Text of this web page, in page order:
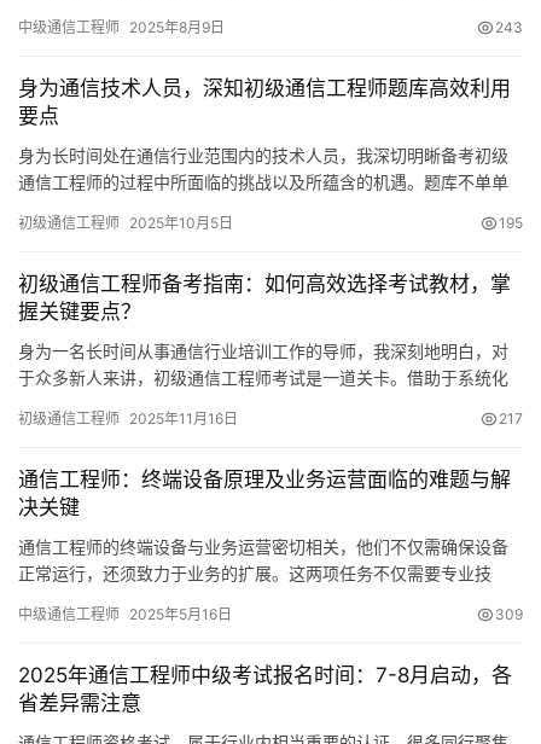
中级通信工程师 2025年8月9日 243
身为通信技术人员，深知初级通信工程师题库高效利用
要点
身为长时间处在通信行业范围内的技术人员，我深切明晰备考初级
通信工程师的过程中所面临的挑战以及所蕴含的机遇。题库不单单
础。
初级通信工程师 2025年10月5日 195
初级通信工程师备考指南：如何高效选择考试教材，掌
握关键要点？
身为一名长时间从事通信行业培训工作的导师，我深刻地明白，对
于众多新人来讲，初级通信工程师考试是一道关卡。借助于系统化
初级通信工程师 2025年11月16日 217
通信工程师：终端设备原理及业务运营面临的难题与解
决关键
通信工程师的终端设备与业务运营密切相关，他们不仅需确保设备
正常运行，还须致力于业务的扩展。这两项任务不仅需要专业技
中级通信工程师 2025年5月16日 309
2025年通信工程师中级考试报名时间：7-8月启动，各
省差异需注意